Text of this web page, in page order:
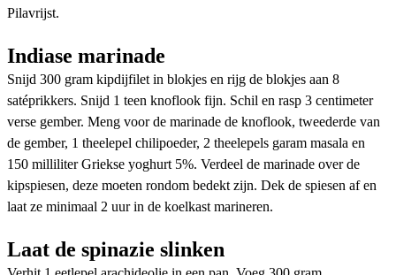
Pilavrijst.
Indiase marinade
Snijd 300 gram kipdijfilet in blokjes en rijg de blokjes aan 8
satéprikkers. Snijd 1 teen knoflook fijn. Schil en rasp 3 centimeter
verse gember. Meng voor de marinade de knoflook, tweederde van
de gember, 1 theelepel chilipoeder, 2 theelepels garam masala en
150 milliliter Griekse yoghurt 5%. Verdeel de marinade over de
kipspiesen, deze moeten rondom bedekt zijn. Dek de spiesen af en
laat ze minimaal 2 uur in de koelkast marineren.
Laat de spinazie slinken